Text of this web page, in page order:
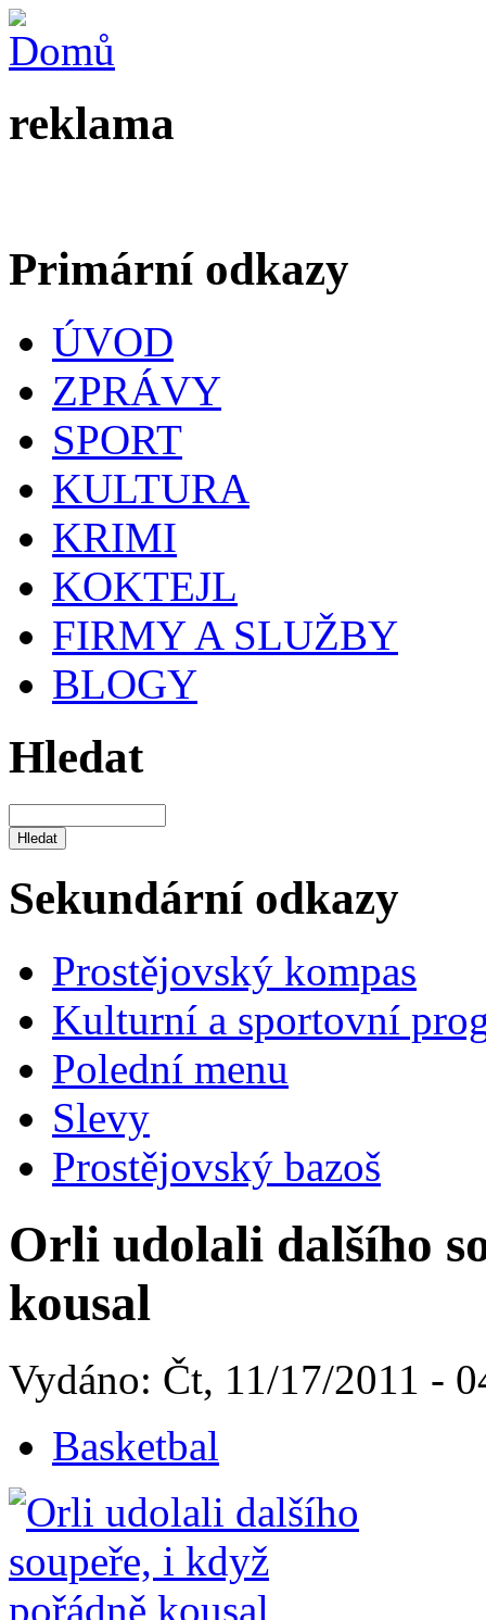
reklama
Primární odkazy
ÚVOD
ZPRÁVY
SPORT
KULTURA
KRIMI
KOKTEJL
FIRMY A SLUŽBY
BLOGY
Hledat
Sekundární odkazy
Prostějovský kompas
Kulturní a sportovní
Polední menu
Slevy
Prostějovský bazoš
Orli udolali dalšího
kousal
Vydáno: Čt, 11/17/2011 -
Basketbal